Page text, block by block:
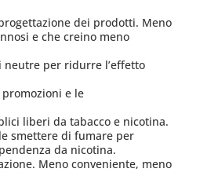
dei prodotti. Meno
e che creino meno
neutre per ridurre l’effetto
e le
liberi da tabacco e nicotina.
smettere di fumare per
da nicotina.
Meno conveniente, meno